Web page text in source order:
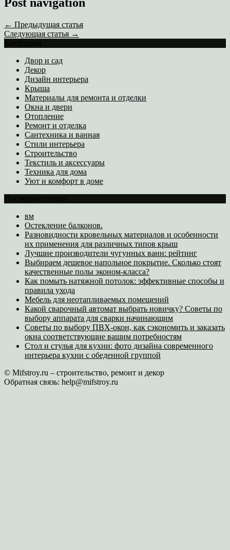
Post navigation
← Предыдущая статья
Следующая статья →
Двор и сад
Декор
Дизайн интерьера
Крыша
Материалы для ремонта и отделки
Окна и двери
Отопление
Ремонт и отделка
Сантехника и ванная
Стили интерьера
Строительство
Текстиль и аксессуары
Техника для дома
Уют и комфорт в доме
вм
Остекление балконов.
Разновидности кровельных материалов и особенности
их применения для различных типов крыш
Лучшие производители чугунных ванн: рейтинг
Выбираем дешевое напольное покрытие. Сколько стоят
качественные полы эконом-класса?
Как помыть натяжной потолок: эффективные способы и
правила ухода
Мебель для неотапливаемых помещений
Какой сварочный автомат выбрать новичку? Советы по
выбору аппарата для сварки начинающим
Советы по выбору ПВХ-окон, как сэкономить и заказать
окна соответствующие вашим потребностям
Стол и стулья для кухни: фото дизайна современного
интерьера кухни с обеденной группой
© Mifstroy.ru – строительство, ремонт и декор
Обратная связь: help@mifstroy.ru